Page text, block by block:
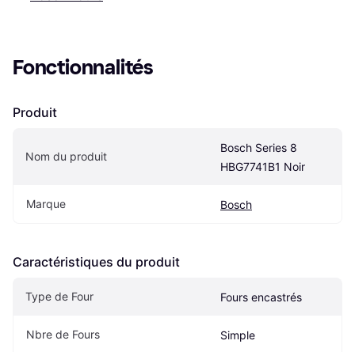
Fonctionnalités
Produit
Nom du produit
Bosch Series 8
HBG7741B1 Noir
Marque Bosch
Caractéristiques du produit
Type de Four Fours encastrés
Nbre de Fours Simple